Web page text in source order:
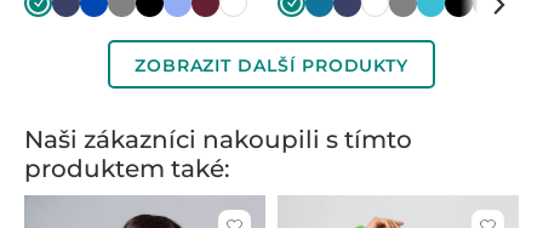
ZelenáNámořnická
Královsky
ŠedáČernáKlasickyTřešňová
Bílá ZelenáKaraibsky
Námořnická
Bílá ŠedáMořskyČerná
ZOBRAZIT DALŠÍ PRODUKTY
Naši zákazníci nakoupili s tímto
produktem také: